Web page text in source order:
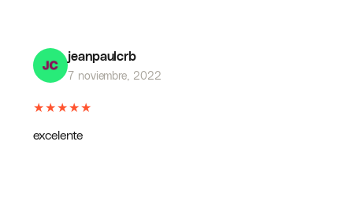
jeanpaulcrb
7 noviembre, 2022
★★★★★
excelente